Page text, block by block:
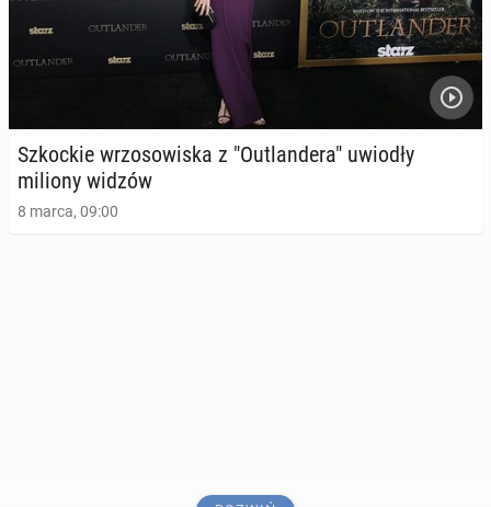
Szkoc­kie wrzo­so­wi­ska z "Outlan­de­ra" uwiodły
miliony widzów
8 marca, 09:00